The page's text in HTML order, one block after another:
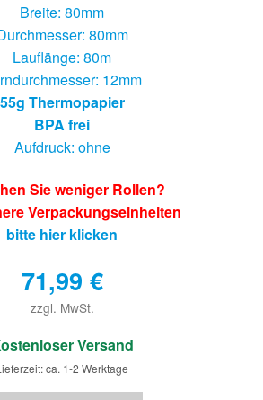
Breite: 80mm
80mm
Lauflänge: 80m
12mm
55g Thermopapier
BPA frei
Aufdruck: ohne
Sie weniger Rollen?
Verpackungseinheiten
bitte hier klicken
71,99 €
zzgl. MwSt.
€
Versand
ca. 1-2 Werktage